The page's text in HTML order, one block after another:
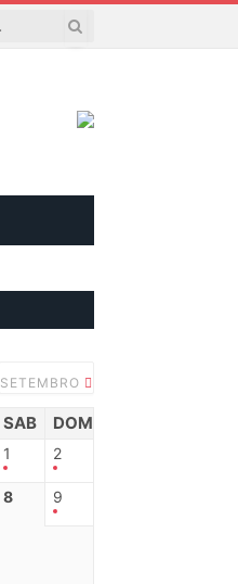
SETEMBRO
SAB DOM
1 2
8 9